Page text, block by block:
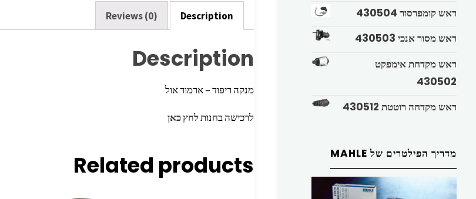
Description
Reviews (0)
Description
מנקה ריפוד – ארמור אול
לרכישה בחנותלחץ כאן
Related products
ראש קומפרסור 430504
ראש מסור אנכי 430503
ראש מקדחת אימפקט
430502
ראש מקדחה רוטטת 430512
מדריך הפילטרים של MAHLE